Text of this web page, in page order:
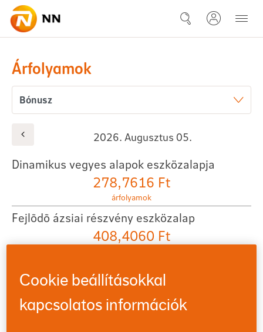
Ugrás a fő tartalomhoz
Eszközalap árfolyamok és
Árfolyamok
2026. Augusztus 05.
Dinamikus vegyes alapok eszközalapja
278,7616 Ft
árfolyamok
Fejlõdõ ázsiai részvény eszközalap
408,4060 Ft
Harmonikus vegyes alapok eszközalapja
246,1970 Ft
árfolyamok
Cookie beállításokkal
kapcsolatos információk